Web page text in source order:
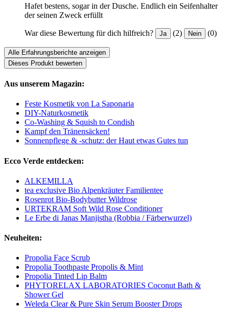
Hafet bestens, sogar in der Dusche. Endlich ein Seifenhalter
der seinen Zweck erfüllt
War diese Bewertung für dich hilfreich? Ja (2) Nein (0)
Alle Erfahrungsberichte anzeigen
Dieses Produkt bewerten
Aus unserem Magazin:
Feste Kosmetik von La Saponaria
DIY-Naturkosmetik
Co-Washing & Squish to Condish
Kampf den Tränensäcken!
Sonnenpflege & -schutz: der Haut etwas Gutes tun
Ecco Verde entdecken:
ALKEMILLA
tea exclusive Bio Alpenkräuter Familientee
Rosenrot Bio-Bodybutter Wildrose
URTEKRAM Soft Wild Rose Conditioner
Le Erbe di Janas Manjistha (Robbia / Färberwurzel)
Neuheiten:
Propolia Face Scrub
Propolia Toothpaste Propolis & Mint
Propolia Tinted Lip Balm
PHYTORELAX LABORATORIES Coconut Bath &
Shower Gel
Weleda Clear & Pure Skin Serum Booster Drops